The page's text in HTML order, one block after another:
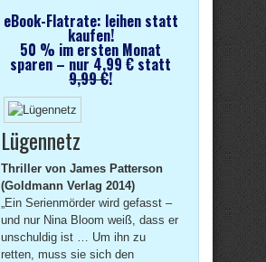
eBook-Flatrate: leihen statt
kaufen!
50 % im ersten Monat
sparen – nur 4,99 € statt
9,99 €!
Lügennetz
Thriller von James Patterson
(Goldmann Verlag 2014)
„Ein Serienmörder wird gefasst –
und nur Nina Bloom weiß, dass er
unschuldig ist … Um ihn zu
retten, muss sie sich den